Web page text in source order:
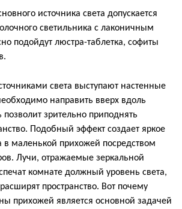
источника света допускается
светильника с лаконичным
подойдут люстра-таблетка, софиты
света выступают настенные
направить вверх вдоль
позволит зрительно приподнять
Подобный эффект создает яркое
в маленькой прихожей посредством
Лучи, отражаемые зеркальной
комнате должный уровень света,
пространство. Вот почему
прихожей является основной задачей